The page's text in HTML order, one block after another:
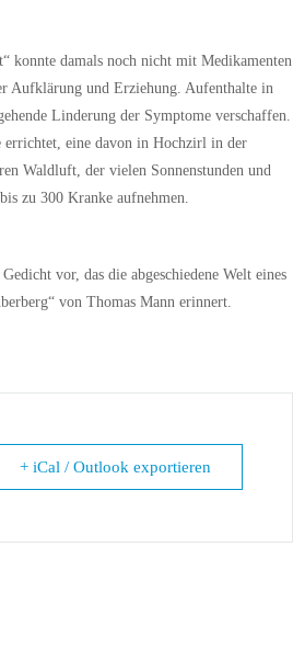
konnte damals noch nicht mit Medikamenten
Aufklärung und Erziehung. Aufenthalte in
Linderung der Symptome verschaffen.
eine davon in Hochzirl in der
Waldluft, der vielen Sonnenstunden und
zu 300 Kranke aufnehmen.
vor, das die abgeschiedene Welt eines
von Thomas Mann erinnert.
+ iCal / Outlook exportieren